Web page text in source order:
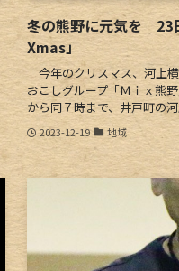
冬の熊野に元気を 23
Xmas」
今年のクリスマス、河上
おこしグループ「Ｍｉｘ熊
から同７時まで、井戸町の
2023-12-19 地域